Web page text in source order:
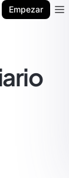
Empezar